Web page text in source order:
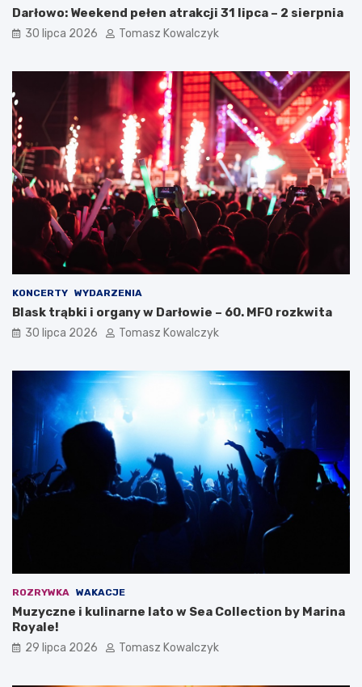
Darłowo: Weekend pełen atrakcji 31 lipca – 2 sierpnia
30 lipca 2026 Tomasz Kowalczyk
KONCERTY WYDARZENIA
Blask trąbki i organy w Darłowie – 60. MFO rozkwita
30 lipca 2026 Tomasz Kowalczyk
ROZRYWKA WAKACJE
Muzyczne i kulinarne lato w Sea Collection by Marina
Royale!
29 lipca 2026 Tomasz Kowalczyk